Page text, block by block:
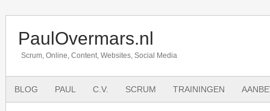
PaulOvermars.nl
Scrum, Online, Content, Websites, Social Media
BLOG PAUL C.V. SCRUM TRAININGEN